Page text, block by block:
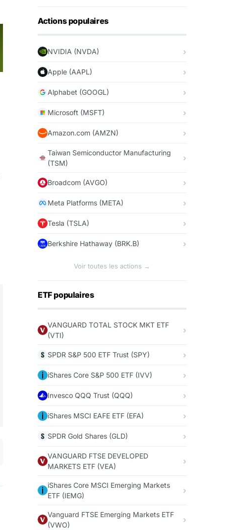
Actions populaires
NVIDIA (NVDA)
Apple (AAPL)
Alphabet (GOOGL)
Microsoft (MSFT)
Amazon.com (AMZN)
Taiwan Semiconductor Manufacturing
(TSM)
Broadcom (AVGO)
Meta Platforms (META)
Tesla (TSLA)
Berkshire Hathaway (BRK.B)
Voir toutes les actions →
ETF populaires
VANGUARD TOTAL STOCK MKT ETF
(VTI)
SPDR S&P 500 ETF Trust (SPY)
iShares Core S&P 500 ETF (IVV)
Invesco QQQ Trust (QQQ)
iShares MSCI EAFE ETF (EFA)
SPDR Gold Shares (GLD)
VANGUARD FTSE DEVELOPED
MARKETS ETF (VEA)
iShares Core MSCI Emerging Markets
ETF (IEMG)
Vanguard FTSE Emerging Markets ETF
(VWO)